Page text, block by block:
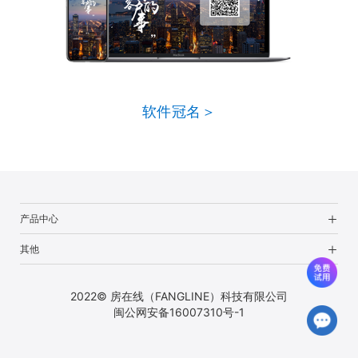
软件冠名＞
产品中心
其他
2022© 房在线（FANGLINE）科技有限公司
闽公网安备16007310号-1